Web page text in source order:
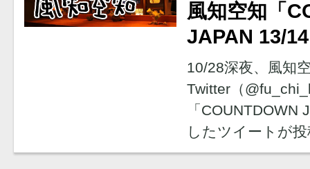
風知空知「
JAPAN 13/
10/28深夜、風知
Twitter（
「COUNTDOWN
したツイートが